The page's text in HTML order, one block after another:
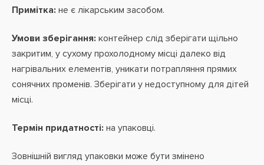
Примітка: не є лікарським засобом.
Умови зберігання: контейнер слід зберігати щільно
закритим, у сухому прохолодному місці далеко від
нагрівальних елементів, уникати потрапляння прямих
сонячних променів. Зберігати у недоступному для дітей
місці.
Термін придатності: на упаковці.
Зовнішній вигляд упаковки може бути змінено